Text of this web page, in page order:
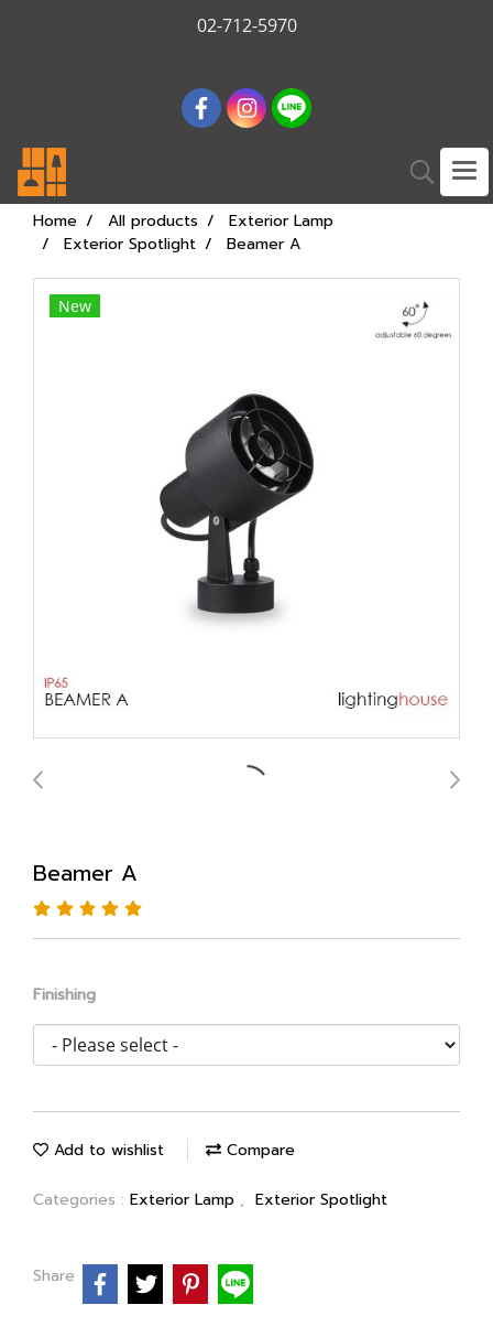
02-712-5970
Home All products
Exterior Lamp
Exterior Spotlight
Beamer A
New
Beamer A
Finishing
Add to wishlist Compare
Categories : Exterior Lamp , Exterior Spotlight
Share